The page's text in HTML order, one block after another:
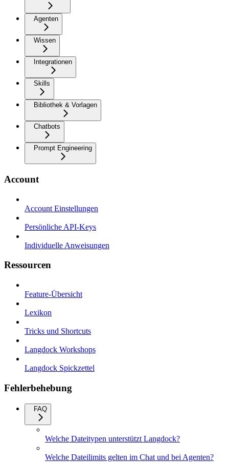
Agenten
Wissen
Integrationen
Skills
Bibliothek & Vorlagen
Chatbots
Prompt Engineering
Account
Account Einstellungen
Persönliche API-Keys
Individuelle Anweisungen
Ressourcen
Feature-Übersicht
Lexikon
Tricks und Shortcuts
Langdock Workshops
Langdock Spickzettel
Fehlerbehebung
FAQ
Welche Dateitypen unterstützt Langdock?
Welche Dateilimits gelten im Chat und bei Agenten?